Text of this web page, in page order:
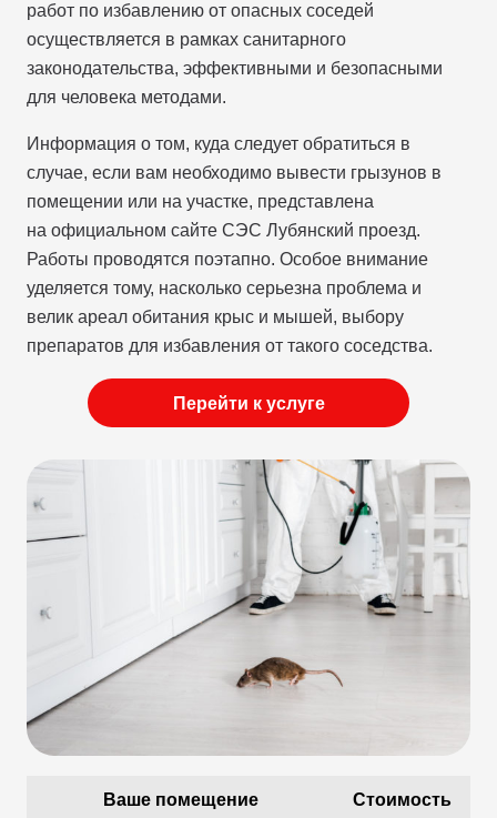
работ по избавлению от опасных соседей
осуществляется в рамках санитарного
законодательства, эффективными и безопасными
для человека методами.
Информация о том, куда следует обратиться в
случае, если вам необходимо вывести грызунов в
помещении или на участке, представлена
на официальном сайте СЭС Лубянский проезд.
Работы проводятся поэтапно. Особое внимание
уделяется тому, насколько серьезна проблема и
велик ареал обитания крыс и мышей, выбору
препаратов для избавления от такого соседства.
Перейти к услуге
Ваше помещение Стоимость